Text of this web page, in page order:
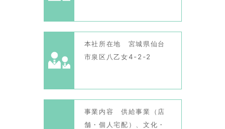
本社所在地 宮城県仙台
市泉区八乙女4-2-2
事業内容 供給事業（店
舗・個人宅配）、文化・